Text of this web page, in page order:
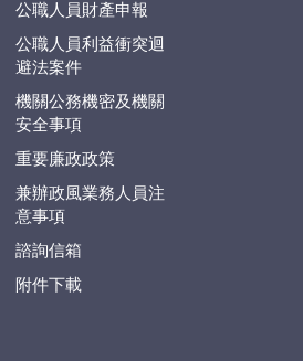
公職人員財產申報
公職人員利益衝突迴
避法案件
機關公務機密及機關
安全事項
重要廉政政策
兼辦政風業務人員注
意事項
諮詢信箱
附件下載